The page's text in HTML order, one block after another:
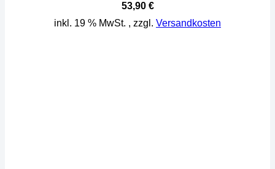
53,90 €
inkl. 19 % MwSt. , zzgl. Versandkosten